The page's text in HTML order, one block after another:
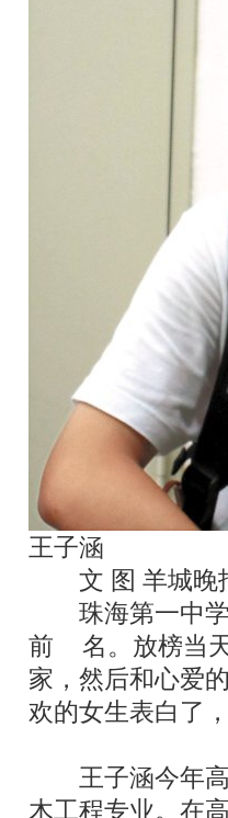
王子涵
文 图 羊城晚
珠海第一中学
前
名。放榜当
家，然后和心爱
欢的女生表白了
王子涵今年高
木工程专业。在